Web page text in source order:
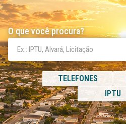
O que você procura?
TELEFONES
IPTU